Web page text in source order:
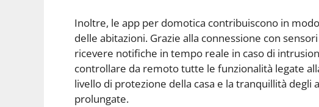
Inoltre, le app per domotica contribuiscono in
delle abitazioni. Grazie alla connessione con
ricevere notifiche in tempo reale in caso di
controllare da remoto tutte le funzionalità legate
livello di protezione della casa e la tranquillità degli
prolungate.